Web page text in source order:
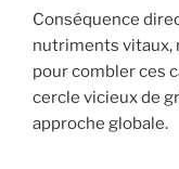
Conséquence
nutriments vitaux,
pour combler ces
cercle vicieux de
approche globale.